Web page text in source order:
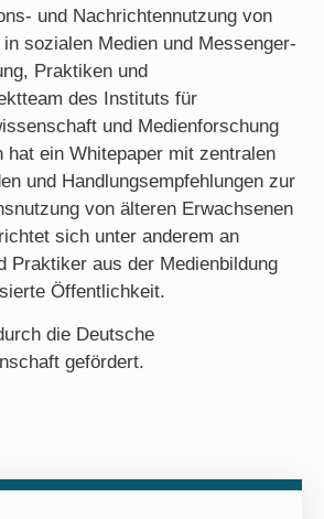
und Nachrichtennutzung von
sozialen Medien und Messenger-
Praktiken und
des Instituts für
und Medienforschung
hat ein Whitepaper mit zentralen
und Handlungsempfehlungen zur
von älteren Erwachsenen
sich unter anderem an
Praktiker aus der Medienbildung
Öffentlichkeit.
die Deutsche
gefördert.